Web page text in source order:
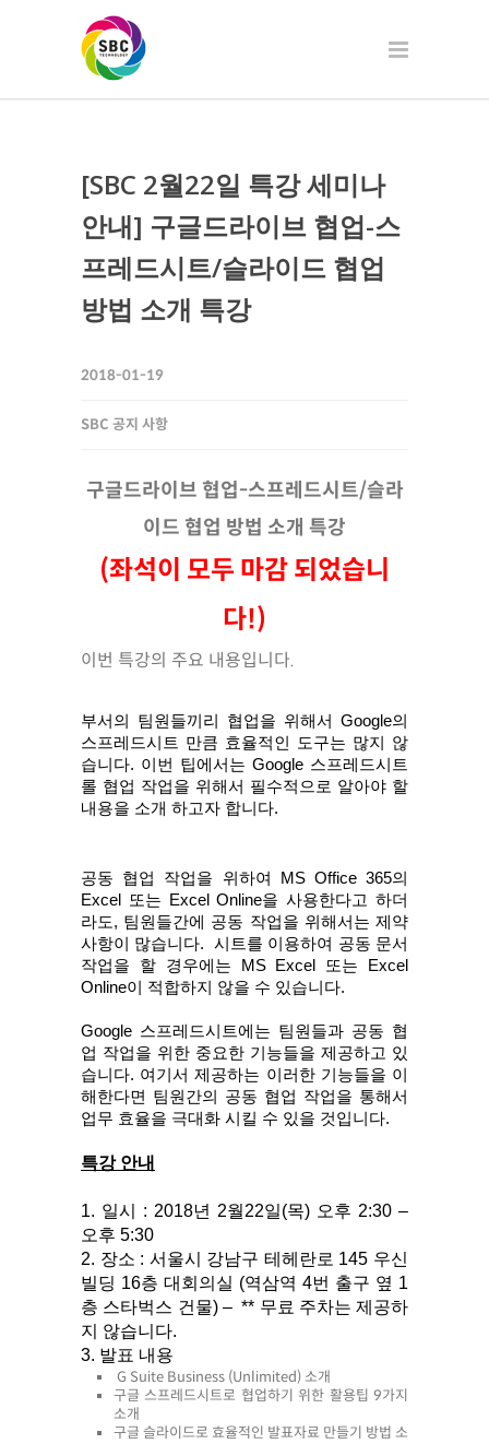
[SBC 2월22일 특강 세미나
안내] 구글드라이브 협업-스
프레드시트/슬라이드 협업
방법 소개 특강
2018-01-19
SBC 공지 사항
구글드라이브 협업-스프레드시트/슬라
이드 협업 방법 소개 특강
(좌석이 모두 마감 되었습니
다!)
이번 특강의 주요 내용입니다.
부서의 팀원들끼리 협업을 위해서 Google의
스프레드시트 만큼 효율적인 도구는 많지 않
습니다. 이번 팁에서는 Google 스프레드시트
롤 협업 작업을 위해서 필수적으로 알아야 할
내용을 소개 하고자 합니다.
공동 협업 작업을 위하여 MS Office 365의
Excel 또는 Excel Online을 사용한다고 하더
라도, 팀원들간에 공동 작업을 위해서는 제약
사항이 많습니다.  시트를 이용하여 공동 문서
작업을 할 경우에는 MS Excel 또는 Excel
Online이 적합하지 않을 수 있습니다.
Google 스프레드시트에는 팀원들과 공동 협
업 작업을 위한 중요한 기능들을 제공하고 있
습니다. 여기서 제공하는 이러한 기능들을 이
해한다면 팀원간의 공동 협업 작업을 통해서
업무 효율을 극대화 시킬 수 있을 것입니다.
특강 안내
1. 일시 : 2018년 2월22일(목) 오후 2:30 –
오후 5:30
2. 장소 : 서울시 강남구 테헤란로 145 우신
빌딩 16층 대회의실 (역삼역 4번 출구 옆 1
층 스타벅스 건물) –  ** 무료 주차는 제공하
지 않습니다.
3. 발표 내용
G Suite Business (Unlimited) 소개
구글 스프레드시트로 협업하기 위한 활용팁 9가지
소개
구글 슬라이드로 효율적인 발표자료 만들기 방법 소